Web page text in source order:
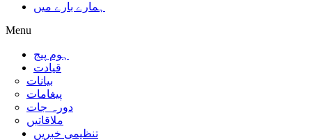
ہمارے بارے میں
Menu
ہوم پیج
قیادت
بیانات
پیغامات
دورہ جات
ملاقاتیں
تنظیمی خبریں